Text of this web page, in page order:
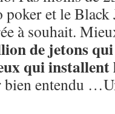
poker et le Black
à souhait.
de jetons
qui installent
bien entendu